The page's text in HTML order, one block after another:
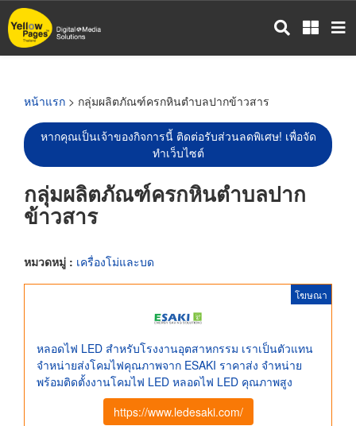
ข้าม
ไป
หน้าแรก > กลุ่มผลิตภัณฑ์ครกหินตำบลปากข้าวสาร
หากคุณเป็นเจ้าของกิจการนี้ ติดต่อรับส่วนลดพิเศษ! เพื่อจัด
ทำเว็บไซต์
กลุ่มผลิตภัณฑ์ครกหินตำบลปาก
ข้าวสาร
หมวดหมู่ : เครื่องโม่และบด
โฆษณา
หลอดไฟ LED สำหรับโรงงานอุตสาหกรรม เราเป็นตัวแทน
จำหน่ายส่งโคมไฟคุณภาพจาก ESAKI ราคาส่ง จำหน่าย
พร้อมติดตั้งงานโคมไฟ LED หลอดไฟ LED คุณภาพสูง
https://www.ledesaki.com/